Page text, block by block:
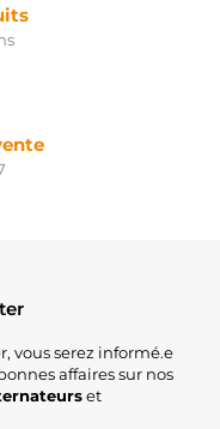
vous serez informé.e
affaires sur nos
et